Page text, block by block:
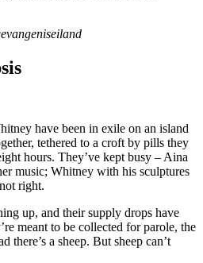
have been in exile on an island
tethered to a croft by pills they
hours. They’ve kept busy – Aina
music; Whitney with his sculptures
right.
up, and their supply drops have
meant to be collected for parole, the
there’s a sheep. But sheep can’t